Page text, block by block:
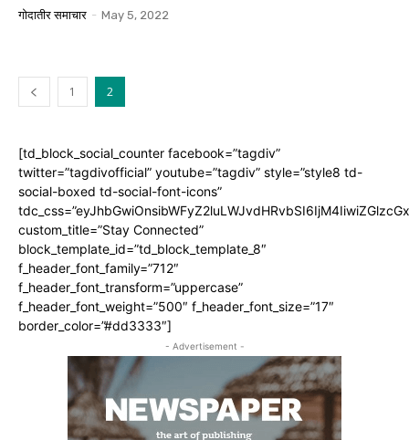
गोदातीर समाचार - May 5, 2022
1 2
[td_block_social_counter facebook=”tagdiv”
twitter=”tagdivofficial” youtube=”tagdiv” style=”style8 td-
social-boxed td-social-font-icons”
custom_title=”Stay Connected”
block_template_id=”td_block_template_8″
f_header_font_family=”712″
f_header_font_transform=”uppercase”
f_header_font_weight=”500″ f_header_font_size=”17″
border_color=”#dd3333″]
- Advertisement -